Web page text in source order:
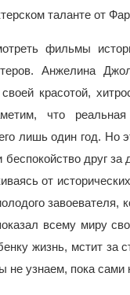
таланте от
фильмы
Анжелина
красотой,
что
лишь один год. Но
друг за
от
завоевателя,
всему миру
жизнь, мстит за
не узнаем, пока сами